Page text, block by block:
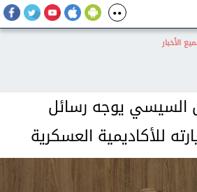
الأخبار
السيسي يوجه رسائل
للأكاديمية العسكرية